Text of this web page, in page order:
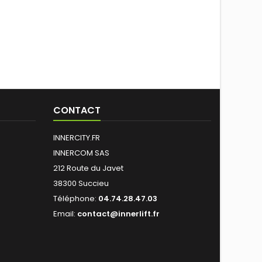
CONTACT
INNERCITY.FR
INNERCOM SAS
212 Route du Javet
38300 Succieu
Téléphone: 04.74.28.47.03
Email: contact@innerlift.fr